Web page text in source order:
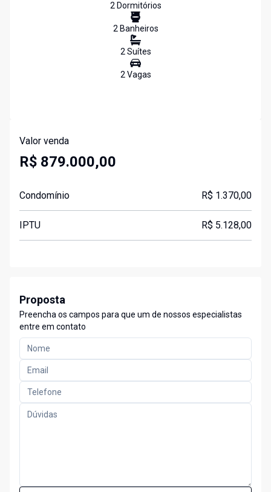
2Dormitórios
2Banheiros
2Suítes
2Vagas
Valor venda
R$ 879.000,00
Condomínio R$ 1.370,00
IPTU R$ 5.128,00
Proposta
Preencha os campos para que um de nossos especialistas
entre em contato